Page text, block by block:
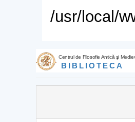
/usr/local/
Centrul de Filosofie Antică şi
BIBLIOTECA